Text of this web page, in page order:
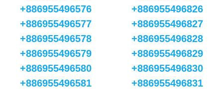
+886955496576
+886955496577
+886955496578
+886955496579
+886955496580
+886955496581
+886955496826
+886955496827
+886955496828
+886955496829
+886955496830
+886955496831